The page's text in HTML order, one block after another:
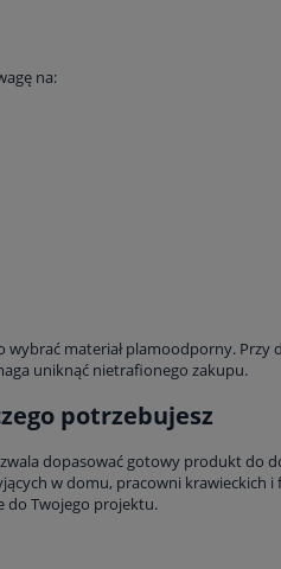
na:
materiał plamoodporny. Przy
uniknąć nietrafionego zakupu.
potrzebujesz
dopasować gotowy produkt do
w domu, pracowni krawieckich
do Twojego projektu.